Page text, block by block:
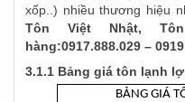
xốp..) nhiều thương hiệu
Tôn Việt Nhật, Tôn
hàng:0917.888.029 –
3.1.1 Bảng giá tôn lạnh
BẢNG GIÁ